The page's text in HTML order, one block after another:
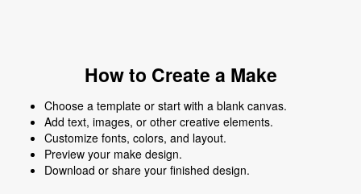
How to Create a Make
Choose a template or start with a blank canvas.
Add text, images, or other creative elements.
Customize fonts, colors, and layout.
Preview your make design.
Download or share your finished design.